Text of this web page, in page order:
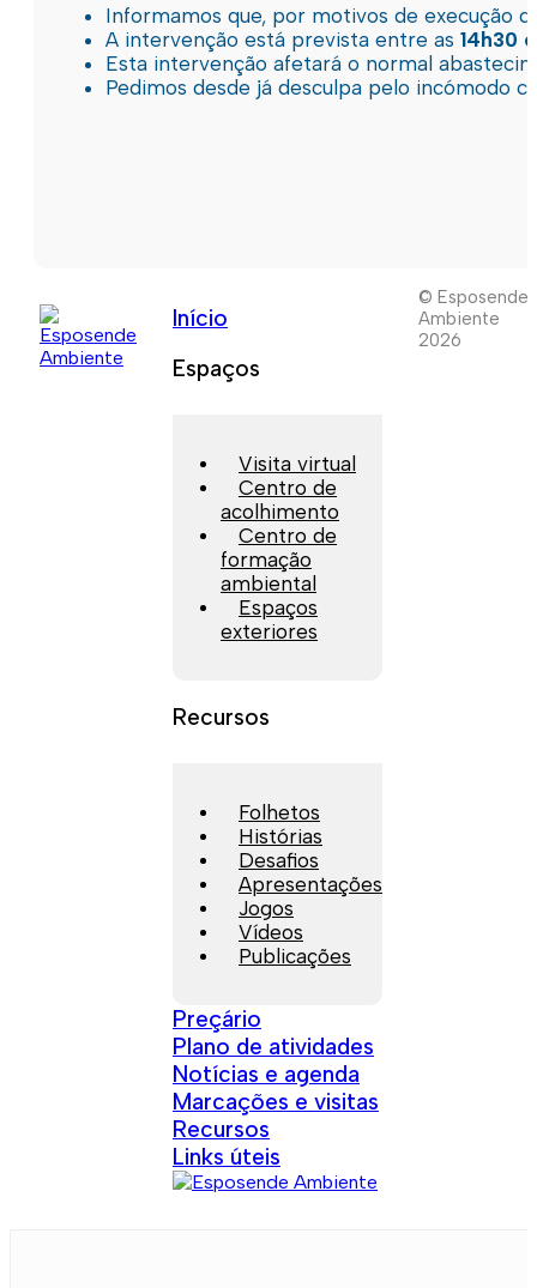
Informamos que, por motivos de execução
A intervenção está prevista entre as 14h30
Esta intervenção afetará o normal
Pedimos desde já desculpa pelo incómodo
Início
Espaços
Visita virtual
Centro de
acolhimento
Centro de
formação
ambiental
Espaços
exteriores
Recursos
Folhetos
Histórias
Desafios
Apresentações
Jogos
Vídeos
Publicações
Preçário
Plano de atividades
Notícias e agenda
Marcações e visitas
Recursos
Links úteis
© Esposende
Ambiente
2026